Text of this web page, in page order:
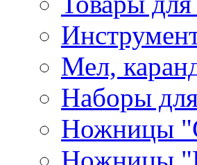
Мел,
Наборы
Ножницы